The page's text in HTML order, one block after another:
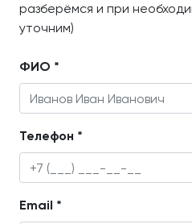
разберёмся и при
уточним)
ФИО *
Телефон *
Email *